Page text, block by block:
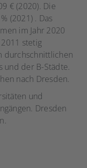
€ (2020). Die
(2021) . Das
im Jahr 2020
stetig
durchschnittlichen
und der B-Städte.
nach Dresden.
und
Dresden